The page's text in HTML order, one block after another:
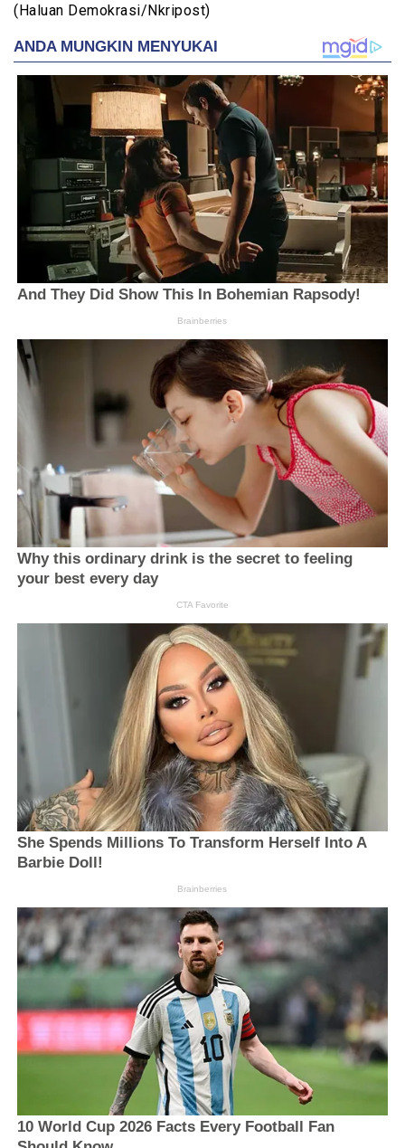
(Haluan Demokrasi/Nkripost)